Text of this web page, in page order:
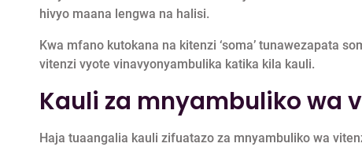
hivyo maana lengwa na halisi.
Kwa mfano kutokana na kitenzi ‘soma’ tunawezapata
vitenzi vyote vinavyonyambulika katika kila kauli.
Kauli za mnyambuliko wa
Haja tuaangalia kauli zifuatazo za mnyambuliko wa